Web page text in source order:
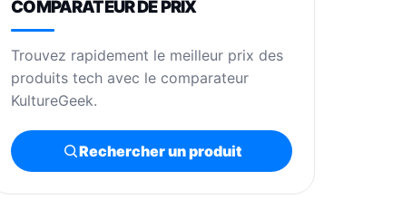
COMPARATEUR DE PRIX
Trouvez rapidement le meilleur prix des
produits tech avec le comparateur
KultureGeek.
Rechercher un produit